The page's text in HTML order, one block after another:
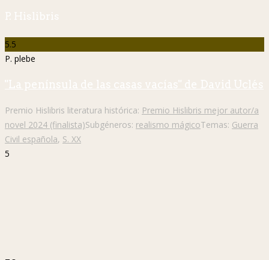
P. Hislibris
5.5
P. plebe
"La península de las casas vacías" de David Uclés
Premio Hislibris literatura histórica: Premio Hislibris mejor autor/a
novel 2024 (finalista)Subgéneros: realismo mágicoTemas: Guerra
Civil española, S. XX
5